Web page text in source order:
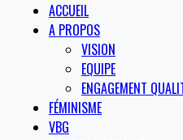
ACCUEIL
A PROPOS
VISION
EQUIPE
ENGAGEMENT
FÉMINISME
VBG